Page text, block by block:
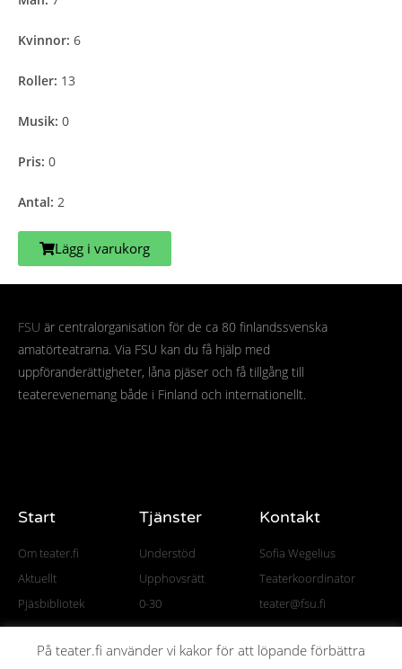
Kvinnor: 6
Roller: 13
Musik: 0
Pris: 0
Antal: 2
Lägg i varukorg
FSU är centralorganisation för de ca 80 finlandssvenska
amatörteatrarna. Via FSU kan du få hjälp med
uppföranderättigheter, låna pjäser och få tillgång till
teaterevenemang både i Finland och internationellt.
Start
Om teater.fi
Aktuellt
Pjäsbibliotek
Tjänster
Understöd
Upphovsrätt
0-30
Kontakt
Sofia Wegelius
Teaterkoordinator
teater@fsu.fi
På teater.fi använder vi kakor för att löpande förbättra